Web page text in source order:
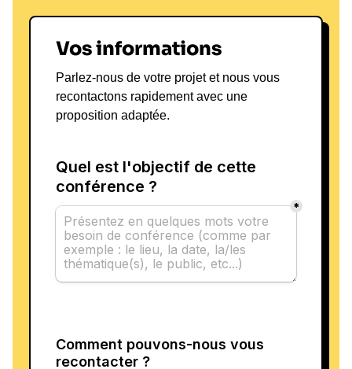
Vos informations
Parlez-nous de votre projet et nous vous
recontactons rapidement avec une
proposition adaptée.